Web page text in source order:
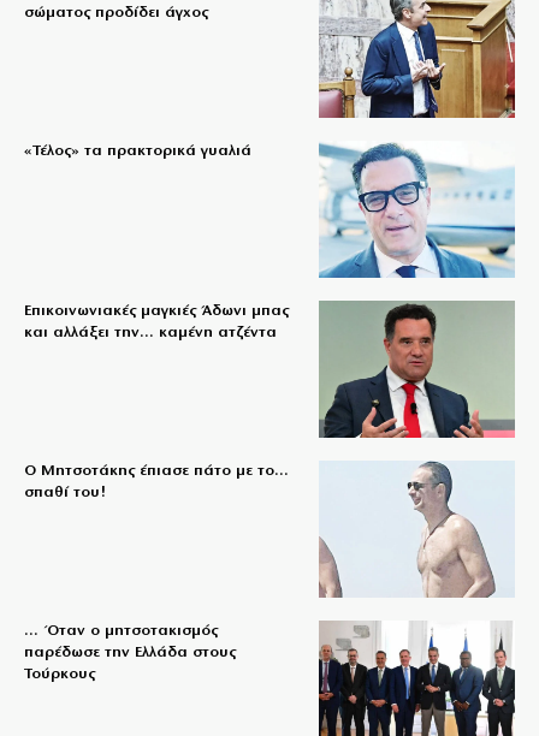
σώματος προδίδει άγχος
«Τέλος» τα πρακτορικά γυαλιά
Επικοινωνιακές μαγκιές Άδωνι μπας
και αλλάξει την… καμένη ατζέντα
Ο Μητσοτάκης έπιασε πάτο με το…
σπαθί του!
… Όταν ο μητσοτακισμός
παρέδωσε την Ελλάδα στους
Τούρκους